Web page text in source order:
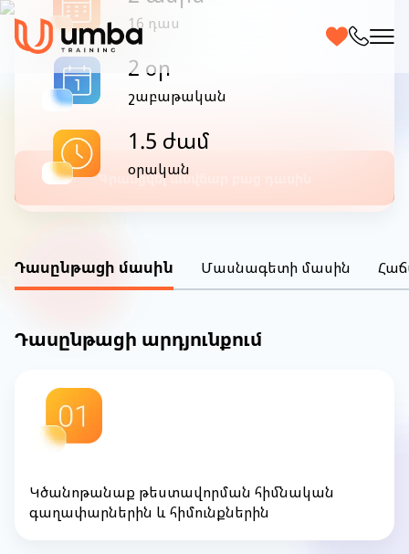
(խումբ 35)
Մուտք դեպի պահանջված մասնագիտություն 2
ամսում
Գրանցվել անվճար բաց դասին
16 դաս
2 օր
շաբաթական
1.5 ժամ
օրական
Դասընթացի մասին Մասնագետի մասին
Դասընթացի արդյունքում
Կծանոթանաք թեստավորման հիմնական
գաղափարներին և հիմունքներին